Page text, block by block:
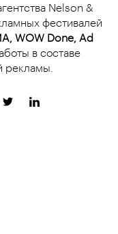
Nelson &
фестивалей
WOW Done, Ad
в составе
рекламы.